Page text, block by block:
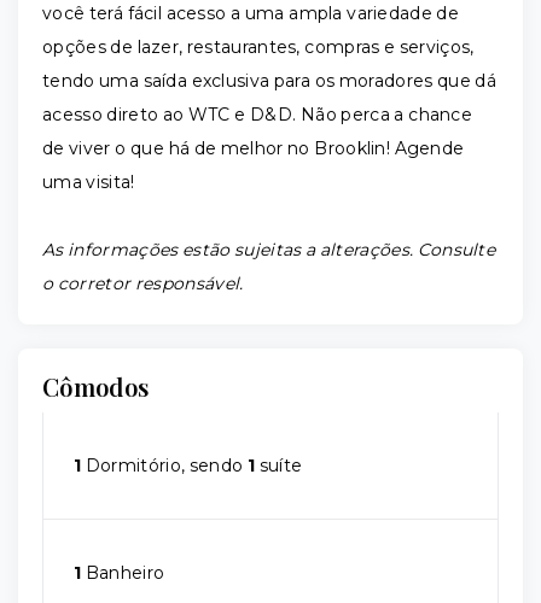
você terá fácil acesso a uma ampla variedade de
opções de lazer, restaurantes, compras e serviços,
tendo uma saída exclusiva para os moradores que dá
acesso direto ao WTC e D&D. Não perca a chance
de viver o que há de melhor no Brooklin! Agende
uma visita!
As informações estão sujeitas a alterações. Consulte
o corretor responsável.
Cômodos
1 Dormitório, sendo 1 suíte
1 Banheiro